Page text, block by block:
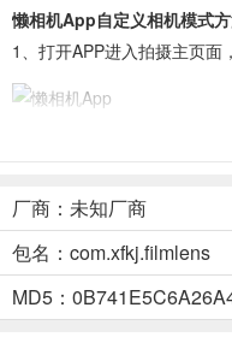
懒相机App自定义相机模式
1、打开APP进入拍摄主页面
3、在自定义界面中，可选择
厂商：未知厂商
包名：com.xfkj.filmlens
MD5：